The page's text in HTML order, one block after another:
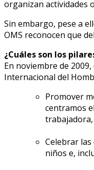
organizan actividades
Sin embargo, pese a
OMS reconocen que
¿Cuáles son los
En noviembre de
Internacional del
Promover
centramos
trabajadora,
Celebrar
niños e,